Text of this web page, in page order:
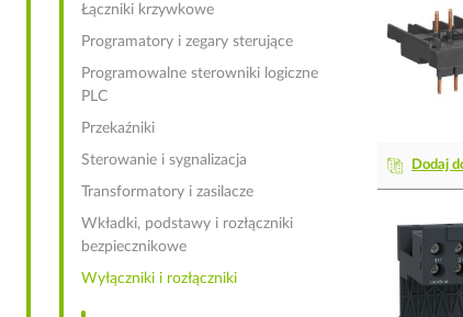
Dodaj
Łączniki krzywkowe
Programatory i zegary sterujące
Programowalne sterowniki logiczne
PLC
Przekaźniki
Sterowanie i sygnalizacja
Transformatory i zasilacze
Wkładki, podstawy i rozłączniki
bezpiecznikowe
Wyłączniki i rozłączniki